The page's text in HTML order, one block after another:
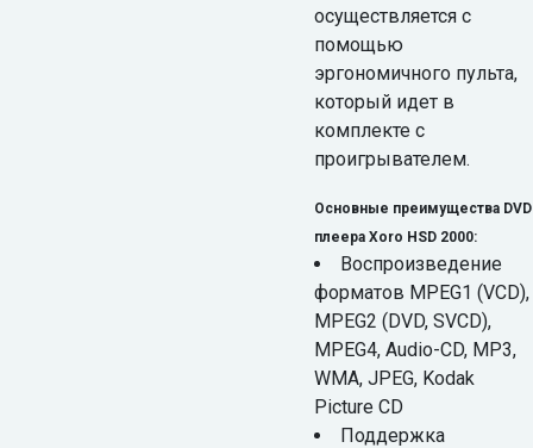
осуществляется с
помощью
эргономичного пульта,
который идет в
комплекте с
проигрывателем.
Основные преимущества DVD
плеера Xoro HSD 2000:
Воспроизведение
форматов MPEG1 (VCD),
MPEG2 (DVD, SVCD),
MPEG4, Audio-CD, MP3,
WMA, JPEG, Kodak
Picture CD
Поддержка